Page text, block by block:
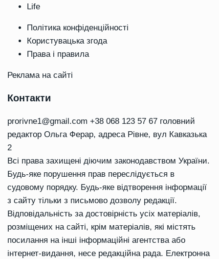
Life
Політика конфіденційності
Користувацька згода
Права і правила
Реклама на сайті
Контакти
prorivne1@gmail.com +38 068 123 57 67 головний
редактор Ольга Ферар, адреса Рівне, вул Кавказька
2
Всі права захищені діючим законодавством України.
Будь-яке порушення прав переслідується в
судовому порядку. Будь-яке відтворення інформації
з сайту тільки з письмово дозволу редакції.
Відповідальність за достовірність усіх матеріалів,
розміщених на сайті, крім матеріалів, які містять
посилання на інші інформаційні агентства або
інтернет-видання, несе редакційна рада. Електронна